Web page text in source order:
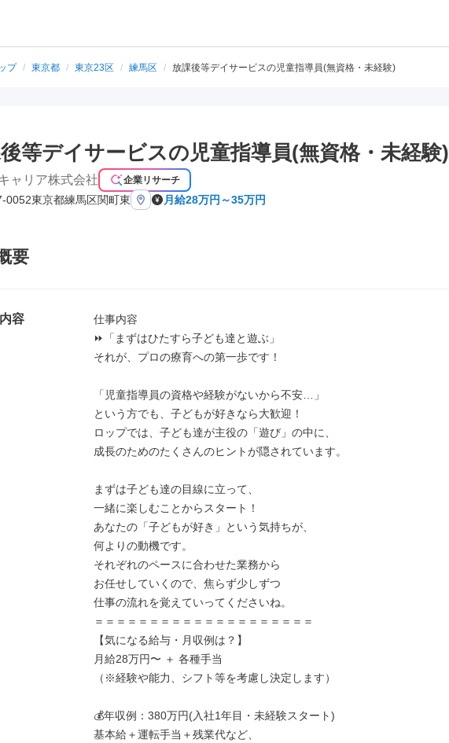
プ / 東京都 / 東京23区 / 練馬区 / 放課後等デイサービスの児童指導員(無資格・未経験)
等デイサービスの児童指導員(無資格・未経験)
ャリア株式会社 企業リサーチ
0052東京都練馬区関町東 月給28万円～35万円
要
容
仕事内容
⏩「まずはひたすら子ども達と遊ぶ」
それが、プロの療育への第一歩です！
「児童指導員の資格や経験がないから不安…」
という方でも、子どもが好きなら大歓迎！
ロップでは、子ども達が主役の「遊び」の中に、
成長のためのたくさんのヒントが隠されています。
まずは子ども達の目線に立って、
一緒に楽しむことからスタート！
あなたの「子どもが好き」という気持ちが、
何よりの動機です。
それぞれのペースに合わせた業務から
お任せしていくので、焦らず少しずつ
仕事の流れを覚えていってくださいね。
＝＝＝＝＝＝＝＝＝＝＝＝＝＝＝＝＝＝＝＝
【気になる給与・月収例は？】
月給28万円〜 ＋ 各種手当
（※経験や能力、シフト等を考慮し決定します）
💰年収例：380万円(入社1年目・未経験スタート)
基本給＋運転手当＋残業代など、